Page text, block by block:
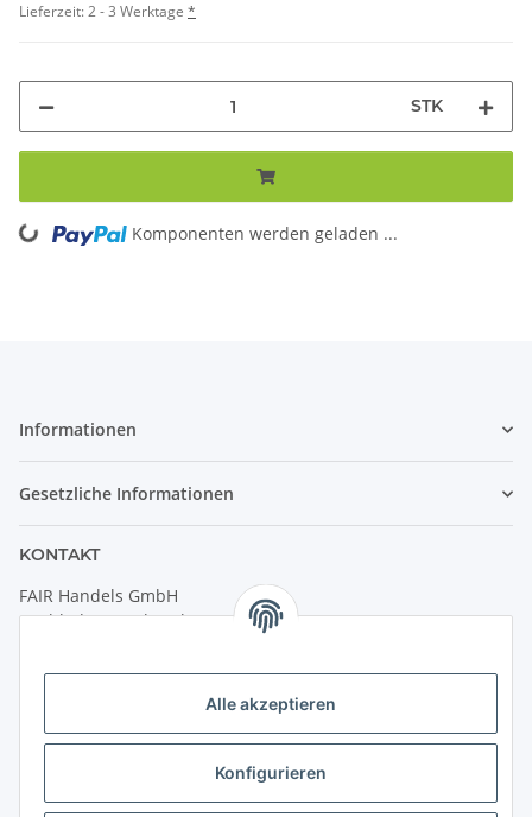
Alle akzeptieren
Konfigurieren
Lieferzeit:2 - 3 Werktage *
STK
Loading... Komponenten werden geladen ...
Informationen
Gesetzliche Informationen
KONTAKT
FAIR Handels GmbH
(Weltladen Innsbruck)
6020 Innsbruck
Öffnungszeiten: